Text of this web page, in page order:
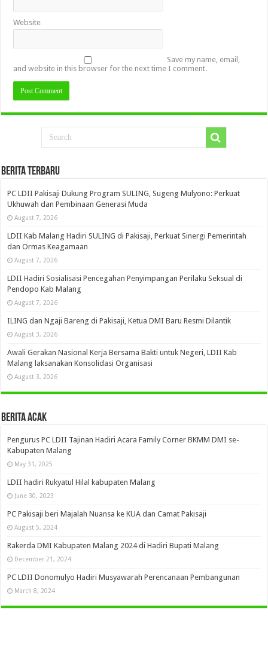
Website
Save my name, email,
and website in this browser for the next time I comment.
Berita Terbaru
PC LDII Pakisaji Dukung Program SULING, Sugeng Mulyono: Perkuat
Ukhuwah dan Pembinaan Generasi Muda
August 7, 2026
LDII Kab Malang Hadiri SULING di Pakisaji, Perkuat Sinergi Pemerintah
dan Ormas Keagamaan
August 7, 2026
LDII Hadiri Sosialisasi Pencegahan Penyimpangan Perilaku Seksual di
Pendopo Kab Malang
August 7, 2026
ILING dan Ngaji Bareng di Pakisaji, Ketua DMI Baru Resmi Dilantik
August 3, 2026
Awali Gerakan Nasional Kerja Bersama Bakti untuk Negeri, LDII Kab
Malang laksanakan Konsolidasi Organisasi
August 3, 2026
Berita Acak
Pengurus PC LDII Tajinan Hadiri Acara Family Corner BKMM DMI se-
Kabupaten Malang
May 31, 2025
LDII hadiri Rukyatul Hilal kabupaten Malang
June 30, 2023
PC Pakisaji beri Majalah Nuansa ke KUA dan Camat Pakisaji
August 5, 2024
Rakerda DMI Kabupaten Malang 2024 di Hadiri Bupati Malang
December 21, 2024
PC LDII Donomulyo Hadiri Musyawarah Perencanaan Pembangunan
March 8, 2024